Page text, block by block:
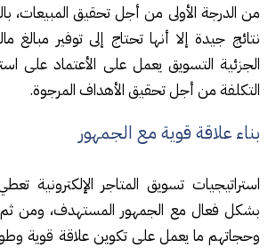
من الدرجة الأولى من أجل تحقيق المبيعات،
نتائج جيدة إلا أنها تحتاج إلى توفير مبالغ
الجزئية التسويق يعمل على الأعتماد على
التكلفة من أجل تحقيق الأهداف المرجوة.
بناء علاقة قوية مع الجمهور
استراتيجيات تسويق المتاجر الإلكترونية
بشكل فعال مع الجمهور المستهدف، ومن ثم
وحجاتهم ما يعمل على تكوين علاقة قوية